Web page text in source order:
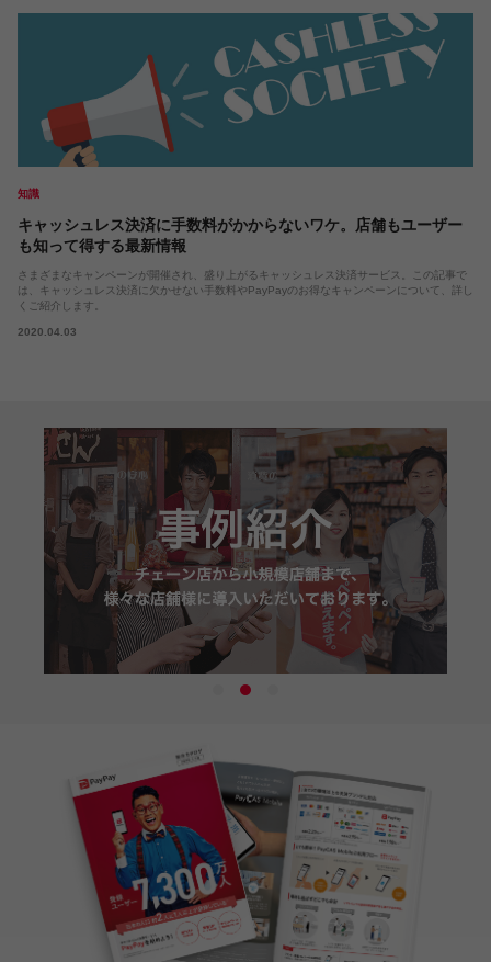
知識
キャッシュレス決済に手数料がかからないワケ。店舗もユーザー
も知って得する最新情報
さまざまなキャンペーンが開催され、盛り上がるキャッシュレス決済サービス。この記事で
は、キャッシュレス決済に欠かせない手数料やPayPayのお得なキャンペーンについて、詳し
くご紹介します。
2020.04.03
2